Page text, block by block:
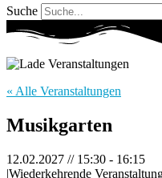
Suche
« Alle Veranstaltungen
Musikgarten
12.02.2027 // 15:30 - 16:15
|Wiederkehrende